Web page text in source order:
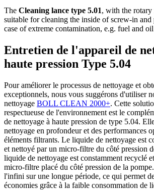
The Cleaning lance type 5.01, with the
suitable for cleaning the inside of screw-in
case of extreme contamination, e.g. fuel and
Entretien de l'appareil de
haute pression Type 5.04
Pour améliorer le processus de nettoyage et
exceptionnels, nous vous suggérons d'utiliser
nettoyage BOLL CLEAN 2000+. Cette
respectueuse de l'environnement est le
de nettoyage à haute pression de type 5.04.
nettoyage en profondeur et des performances
éléments filtrants. Le liquide de nettoyage est
et nettoyé par un micro-filtre du côté pression
liquide de nettoyage est constamment recyclé
micro-filtre placé du côté pression de la
l'infini sur une longue période, ce qui permet
économies grâce à la faible consommation de